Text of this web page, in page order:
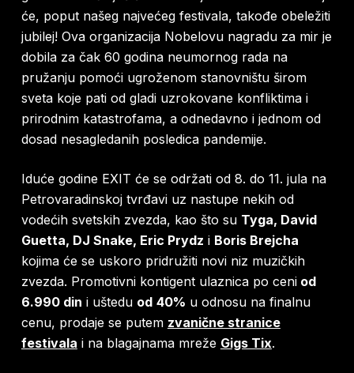
će, poput našeg najvećeg festivala, takođe obeležiti
jubilej! Ova organizacija Nobelovu nagradu za mir je
dobila za čak 60 godina neumornog rada na
pružanju pomoći ugroženom stanovništu širom
sveta koje pati od gladi uzrokovane konfliktima i
prirodnim katastrofama, a odnedavno i jednom od
dosad nesagledanih posledica pandemije.
Iduće godine EXIT će se održati od 8. do 11. jula na
Petrovaradinskoj tvrđavi uz nastupe nekih od
vodećih svetskih zvezda, kao što su Tyga, David
Guetta, DJ Snake, Eric Prydz i Boris Brejcha
kojima će se uskoro pridružiti novi niz muzičkih
zvezda. Promotivni kontigent ulaznica po ceniod
6.990 din i uštedu od 40% u odnosu na finalnu
cenu, prodaje se putem zvanične stranice
festivala i na blagajnama mreže Gigs Tix.